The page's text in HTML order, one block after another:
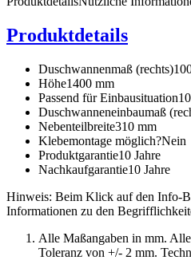
Produktdetails
Duschwannenmaß (rechts)
Höhe1400 mm
Passend für Einbausituation
Duschwanneneinbaumaß
Nebenteilbreite310 mm
Klebemontage möglich?Nein
Produktgarantie10 Jahre
Nachkaufgarantie10 Jahre
Hinweis: Beim Klick auf den Info-
Informationen zu den
Alle Maßangaben in mm.
Toleranz von +/- 2 mm.